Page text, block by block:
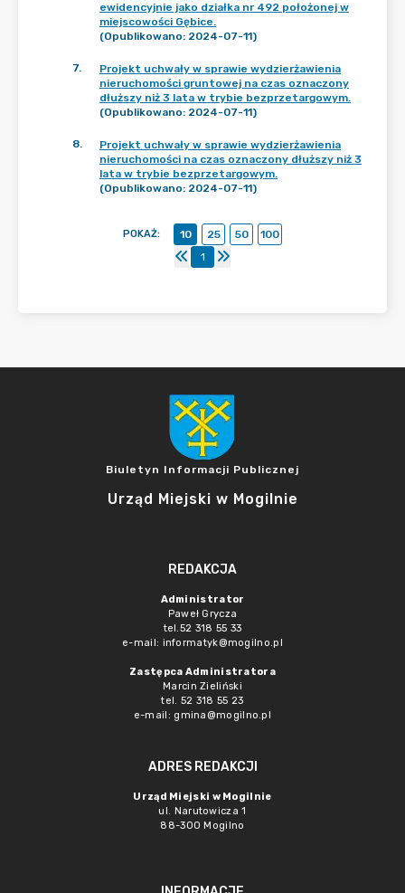
ewidencyjnie jako działka nr 492 położonej w
miejscowości Gębice.
(Opublikowano: 2024-07-11)
7.
Projekt uchwały w sprawie wydzierżawienia
nieruchomości gruntowej na czas oznaczony
dłuższy niż 3 lata w trybie bezprzetargowym.
(Opublikowano: 2024-07-11)
8.
Projekt uchwały w sprawie wydzierżawienia
nieruchomości na czas oznaczony dłuższy niż 3
lata w trybie bezprzetargowym.
(Opublikowano: 2024-07-11)
POKAŻ: 10 25 50
100
1
Biuletyn Informacji Publicznej
Urząd Miejski w Mogilnie
REDAKCJA
Administrator
Paweł Grycza
tel.52 318 55 33
e-mail: informatyk@mogilno.pl
Zastępca Administratora
Marcin Zieliński
tel. 52 318 55 23
e-mail: gmina@mogilno.pl
ADRES REDAKCJI
Urząd Miejski w Mogilnie
ul. Narutowicza 1
88-300 Mogilno